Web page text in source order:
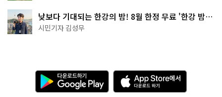
낮보다 기대되는 한강의 밤! 8월 한정 무료 '한강 밤
핑' 예약은?
시민기자 김성무
다
운
로
A
p
p